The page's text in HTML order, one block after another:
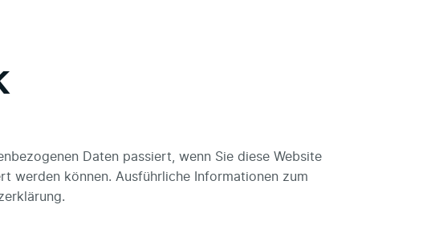
Daten passiert, wenn Sie diese Website
werden können. Ausführliche Informationen zum